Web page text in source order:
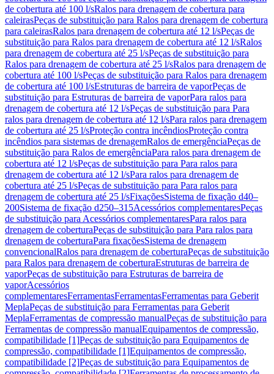
de cobertura até 100 l/sRalos para drenagem de cobertura para
caleirasPeças de substituição para Ralos para drenagem de cobertura
para caleirasRalos para drenagem de cobertura até 12 l/sPeças de
substituição para Ralos para drenagem de cobertura até 12 l/sRalos
para drenagem de cobertura até 25 l/sPeças de substituição para
Ralos para drenagem de cobertura até 25 l/sRalos para drenagem de
cobertura até 100 l/sPeças de substituição para Ralos para drenagem
de cobertura até 100 l/sEstruturas de barreira de vaporPeças de
substituição para Estruturas de barreira de vaporPara ralos para
drenagem de cobertura até 12 l/sPeças de substituição para Para
ralos para drenagem de cobertura até 12 l/sPara ralos para drenagem
de cobertura até 25 l/sProteção contra incêndiosProteção contra
incêndios para sistemas de drenagemRalos de emergênciaPeças de
substituição para Ralos de emergênciaPara ralos para drenagem de
cobertura até 12 l/sPeças de substituição para Para ralos para
drenagem de cobertura até 12 l/sPara ralos para drenagem de
cobertura até 25 l/sPeças de substituição para Para ralos para
drenagem de cobertura até 25 l/sFixaçõesSistema de fixação d40–
200Sistema de fixação d250–315Acessórios complementaresPeças
de substituição para Acessórios complementaresPara ralos para
drenagem de coberturaPeças de substituição para Para ralos para
drenagem de coberturaPara fixaçõesSistema de drenagem
convencionalRalos para drenagem de coberturaPeças de substituição
para Ralos para drenagem de coberturaEstruturas de barreira de
vaporPeças de substituição para Estruturas de barreira de
vaporAcessórios
complementaresFerramentasFerramentasFerramentas para Geberit
MeplaPeças de substituição para Ferramentas para Geberit
MeplaFerramentas de compressão manualPeças de substituição para
Ferramentas de compressão manualEquipamentos de compressão,
compatibilidade [1]Peças de substituição para Equipamentos de
compressão, compatibilidade [1]Equipamentos de compressão,
compatibilidade [2]Peças de substituição para Equipamentos de